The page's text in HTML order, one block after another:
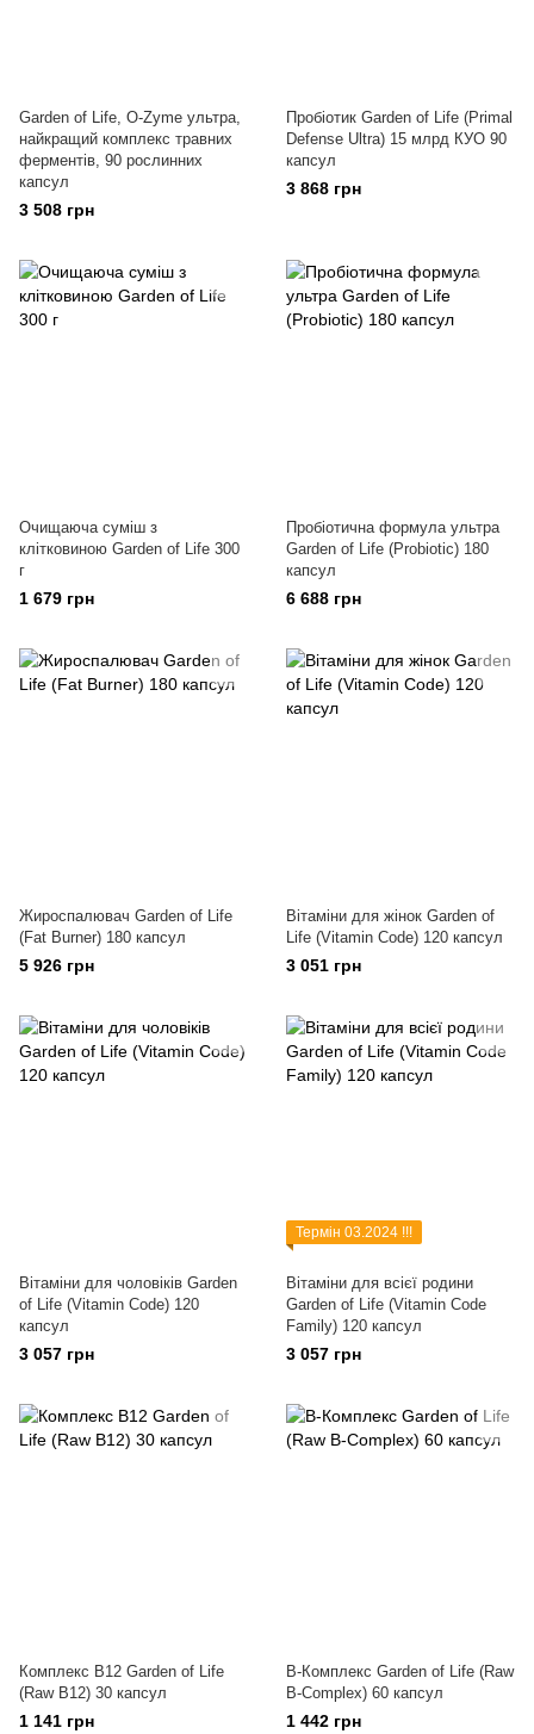
Garden of Life, O-Zyme ультра,
найкращий комплекс травних
ферментів, 90 рослинних
капсул
3 508 грн
Пробіотик Garden of Life (Primal
Defense Ultra) 15 млрд КУО 90
капсул
3 868 грн
Очищаюча суміш з
клітковиною Garden of Life 300
г
1 679 грн
Пробіотична формула ультра
Garden of Life (Probiotic) 180
капсул
6 688 грн
Жироспалювач Garden of Life
(Fat Burner) 180 капсул
5 926 грн
Вітаміни для жінок Garden of
Life (Vitamin Code) 120 капсул
3 051 грн
Вітаміни для чоловіків Garden
of Life (Vitamin Code) 120
капсул
3 057 грн
Термін 03.2024 !!!
Вітаміни для всієї родини
Garden of Life (Vitamin Code
Family) 120 капсул
3 057 грн
Комплекс B12 Garden of Life
(Raw B12) 30 капсул
1 141 грн
B-Комплекс Garden of Life (Raw
B-Complex) 60 капсул
1 442 грн